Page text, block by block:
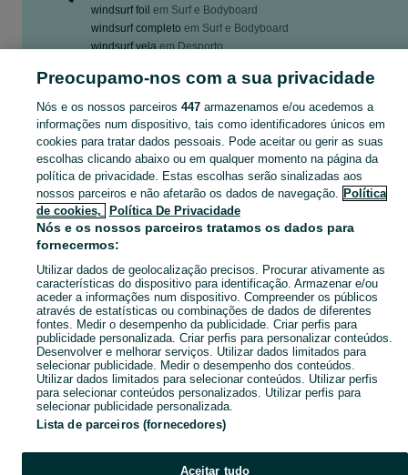
windsurf foil em Surf e Bodyboard
windsurf completo em Surf e Bodyboard
windsurf vela em Desporto
Pesquisando por windsurf em Portugal? Confira nossa seleção em Desporto no OLX Portugal e encontre exatamente o que procura! Mostrar
Mapa do site
Mapa das freguesias
Mapa de mini-sites
Pesquisas populares
Preocupamo-nos com a sua privacidade
Nós e os nossos parceiros 447armazenamos e/ou acedemos a
informações num dispositivo, tais como identificadores únicos em
cookies para tratar dados pessoais. Pode aceitar ou gerir as suas
escolhas clicando abaixo ou em qualquer momento na página da
política de privacidade. Estas escolhas serão sinalizadas aos
nossos parceiros e não afetarão os dados de navegação. Política
de cookies,
Política De Privacidade
Nós e os nossos parceiros tratamos os dados para
fornecermos:
Utilizar dados de geolocalização precisos. Procurar ativamente as
características do dispositivo para identificação. Armazenar e/ou
aceder a informações num dispositivo. Compreender os públicos
através de estatísticas ou combinações de dados de diferentes
fontes. Medir o desempenho da publicidade. Criar perfis para
publicidade personalizada. Criar perfis para personalizar conteúdos.
Desenvolver e melhorar serviços. Utilizar dados limitados para
selecionar publicidade. Medir o desempenho dos conteúdos.
Utilizar dados limitados para selecionar conteúdos. Utilizar perfis
para selecionar conteúdos personalizados. Utilizar perfis para
selecionar publicidade personalizada.
Lista de parceiros (fornecedores)
Aceitar tudo